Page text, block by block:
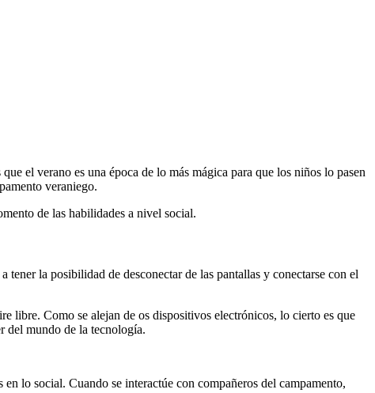
el verano es una época de lo más mágica para que los niños lo pasen
veraniego.
de las habilidades a nivel social.
tener la posibilidad de desconectar de las pantallas y conectarse con el
libre. Como se alejan de os dispositivos electrónicos, lo cierto es que
del mundo de la tecnología.
lo social. Cuando se interactúe con compañeros del campamento,